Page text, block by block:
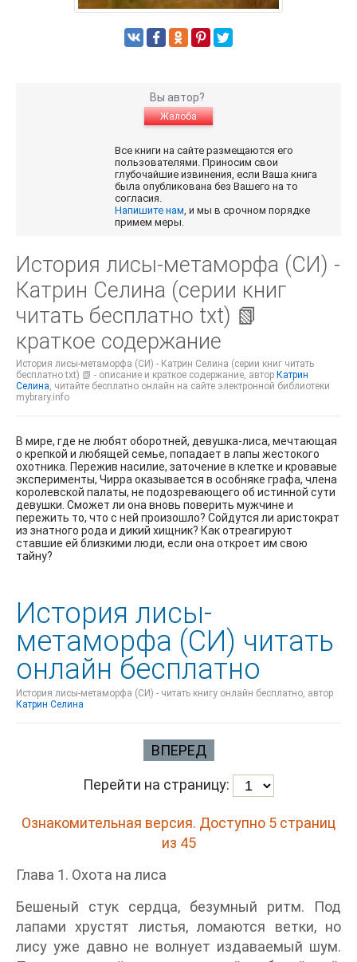
Вы автор?
Жалоба
Все книги на сайте размещаются его
пользователями. Приносим свои
глубочайшие извинения, если Ваша книга
была опубликована без Вашего на то
согласия.
Напишите нам, и мы в срочном порядке
примем меры.
История лисы-метаморфа (СИ) -
Катрин Селина (серии книг
читать бесплатно txt) 📗
краткое содержание
История лисы-метаморфа (СИ) - Катрин Селина (серии книг читать
бесплатно txt) 📗 - описание и краткое содержание, автор Катрин
Селина, читайте бесплатно онлайн на сайте электронной библиотеки
mybrary.info
В мире, где не любят оборотней, девушка-лиса, мечтающая
о крепкой и любящей семье, попадает в лапы жестокого
охотника. Пережив насилие, заточение в клетке и кровавые
эксперименты, Чирра оказывается в особняке графа, члена
королевской палаты, не подозревающего об истинной сути
девушки. Сможет ли она вновь поверить мужчине и
пережить то, что с ней произошло? Сойдутся ли аристократ
из знатного рода и дикий хищник? Как отреагируют
ставшие ей близкими люди, если она откроет им свою
тайну?
История лисы-
метаморфа (СИ) читать
онлайн бесплатно
История лисы-метаморфа (СИ) - читать книгу онлайн бесплатно, автор
Катрин Селина
ВПЕРЕД
Перейти на страницу:
Ознакомительная версия. Доступно 5 страниц
из 45
Глава 1. Охота на лиса
Бешеный стук сердца, безумный ритм. Под
лапами хрустят листья, ломаются ветки, но
лису уже давно не волнует издаваемый шум.